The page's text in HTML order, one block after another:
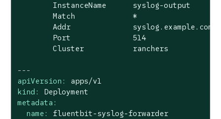
InstanceName
syslog-output
Match
*
Addr
syslog.example.com
Port
514
Cluster
ranchers
---
apiVersion:
apps/v1
kind:
Deployment
metadata:
name:
fluentbit-syslog-forwarder